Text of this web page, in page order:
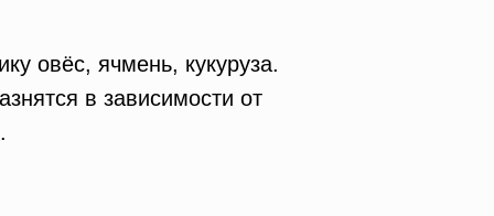
овёс, ячмень, кукуруза.
в зависимости от